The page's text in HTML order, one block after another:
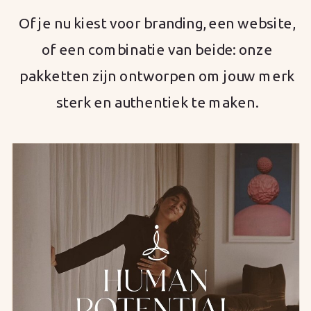
Of je nu kiest voor branding, een website,
of een combinatie van beide: onze
pakketten zijn ontworpen om jouw merk
sterk en authentiek te maken.